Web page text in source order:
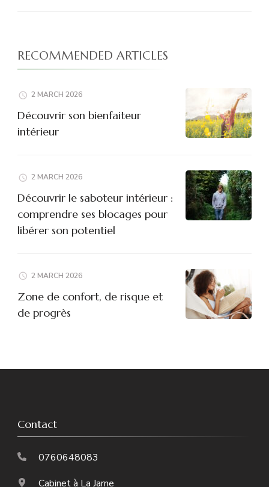
RECOMMENDED ARTICLES
2 MARCH 2026
Découvrir son bienfaiteur
intérieur
2 MARCH 2026
Découvrir le saboteur intérieur :
comprendre ses blocages pour
libérer son potentiel
2 MARCH 2026
Zone de confort, de risque et
de progrès
Contact
0760648083
Cabinet à La Jarne